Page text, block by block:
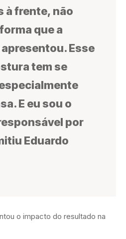
à frente, não
que a
Esse
tem se
E eu sou o
por
Eduardo
o impacto do resultado na